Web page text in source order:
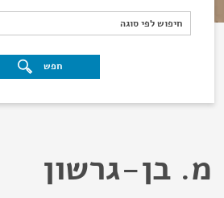
חיפוש לפי סוגה
חיפוש לפי סוגה
חפש
מ. בן-גרשון